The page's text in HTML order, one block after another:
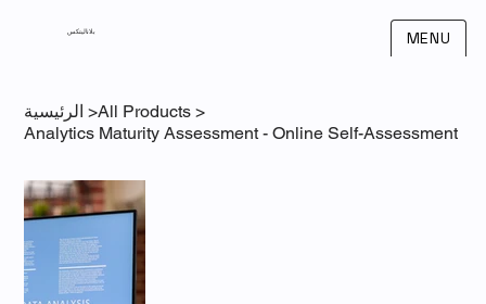
بلاناليتكس MENU
الرئيسية >All Products >
Analytics Maturity Assessment - Online Self-Assessment